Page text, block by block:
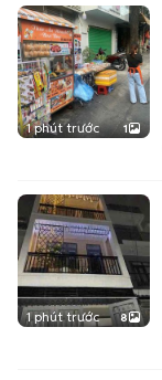
1 phút trước 1
1 phút trước 8